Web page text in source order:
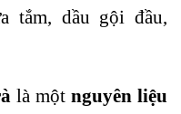
tắm, dầu gội đầu,
là một nguyên liệu